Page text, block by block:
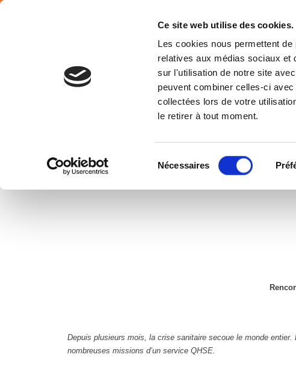
Ce site web utilise des cookies.
Les cookies nous permettent
relatives aux médias sociaux et
sur l'utilisation de notre site
peuvent combiner celles-ci
collectées lors de votre
le retirer à tout moment.
Nécessaires
COVID-19, DE L’IMPORTANCE
Depuis plusieurs mois, la crise sanitaire secoue le monde
nombreuses missions d’un service QHSE.